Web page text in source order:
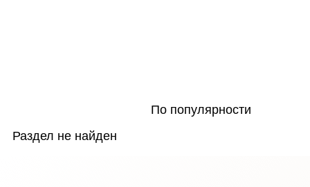
По популярности
Раздел не найден